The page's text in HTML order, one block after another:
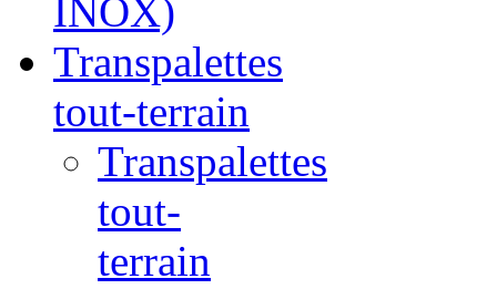
INOX)
Transpalettes
tout-terrain
Transpalettes
tout-
terrain